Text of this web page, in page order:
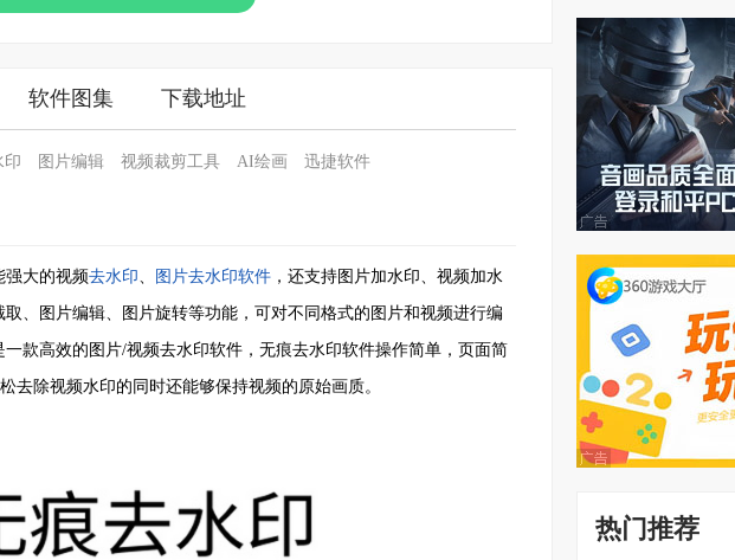
软件图集 下载地址
印 图片编辑 视频裁剪工具 AI绘画 迅捷软件
强大的视频去水印 图片去水印软件 ，还支持图片加水印、视频加水
、图片编辑、图片旋转等功能，可对不同格式的图片和视频进行编
一款高效的图片/视频去水印软件，无痕去水印软件操作简单，页面简
去除视频水印的同时还能够保持视频的原始画质。
热门推荐